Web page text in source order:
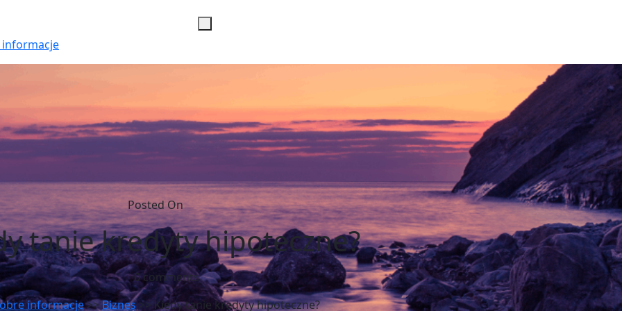
Posted On
tanie kredyty hipoteczne?
0 comments
informacje>>Biznes>> Kiedy tanie kredyty hipoteczne?